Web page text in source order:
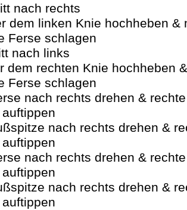
nach rechts
dem linken Knie hochheben &
Ferse schlagen
nach links
dem rechten Knie hochheben
Ferse schlagen
nach rechts drehen &
nach rechts drehen &
nach rechts drehen &
nach rechts drehen &